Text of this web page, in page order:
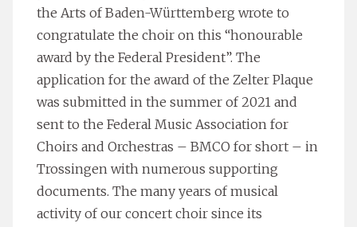
the Arts of Baden-Württemberg wrote to
congratulate the choir on this “honourable
award by the Federal President”. The
application for the award of the Zelter Plaque
was submitted in the summer of 2021 and
sent to the Federal Music Association for
Choirs and Orchestras – BMCO for short – in
Trossingen with numerous supporting
documents. The many years of musical
activity of our concert choir since its